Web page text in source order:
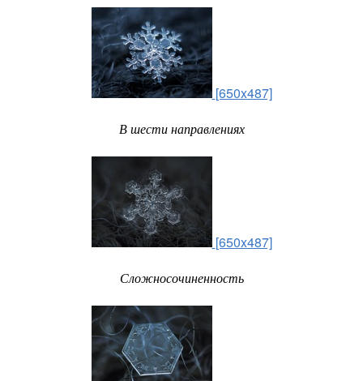
[650x487]
В шести направлениях
[650x487]
Сложносочиненность